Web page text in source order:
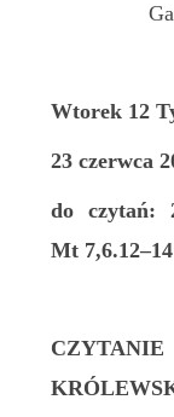
Wtorek 12
23 czerwca
do czytań:
Mt 7,6.12–14